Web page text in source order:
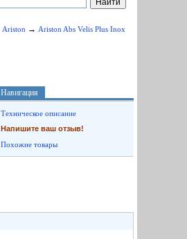
Ariston → Ariston Abs Velis Plus Inox
Навигация
Техническое описание
Напишите ваш отзыв!
Похожие товары